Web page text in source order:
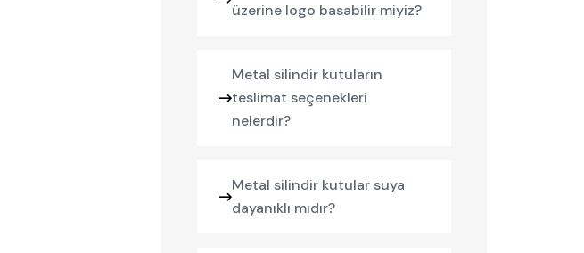
üzerine logo basabilir miyiz?
Metal silindir kutuların
teslimat seçenekleri
nelerdir?
Metal silindir kutular suya
dayanıklı mıdır?